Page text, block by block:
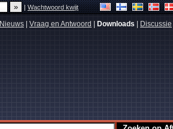
|Wachtwoord kwijt
Nieuws Vraag en Antwoord Downloads Discussie